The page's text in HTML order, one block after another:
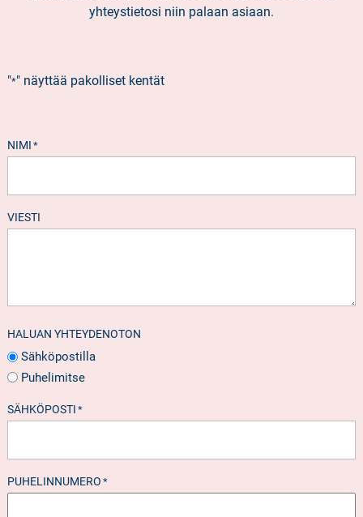
yhteystietosi niin palaan asiaan.
"*" näyttää pakolliset kentät
NIMI *
VIESTI
HALUAN YHTEYDENOTON
Sähköpostilla
Puhelimitse
SÄHKÖPOSTI *
PUHELINNUMERO *